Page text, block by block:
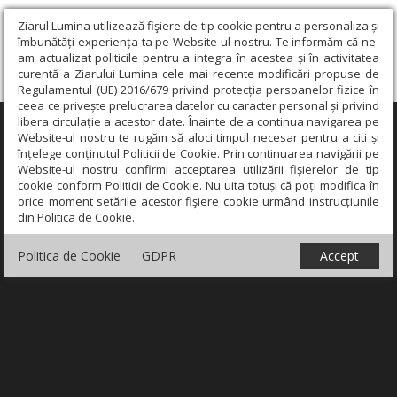
Ziarul Lumina utilizează fişiere de tip cookie pentru a personaliza și
îmbunătăți experiența ta pe Website-ul nostru. Te informăm că ne-
am actualizat politicile pentru a integra în acestea și în activitatea
curentă a Ziarului Lumina cele mai recente modificări propuse de
Regulamentul (UE) 2016/679 privind protecția persoanelor fizice în
ceea ce privește prelucrarea datelor cu caracter personal și privind
libera circulație a acestor date. Înainte de a continua navigarea pe
Website-ul nostru te rugăm să aloci timpul necesar pentru a citi și
înțelege conținutul Politicii de Cookie. Prin continuarea navigării pe
Website-ul nostru confirmi acceptarea utilizării fişierelor de tip
cookie conform Politicii de Cookie. Nu uita totuși că poți modifica în
orice moment setările acestor fişiere cookie urmând instrucțiunile
din Politica de Cookie.
Politica de Cookie GDPR Accept
×